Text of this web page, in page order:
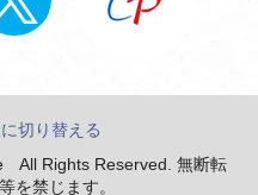
切り替える
All Rights Reserved. 無断転
を禁じます。